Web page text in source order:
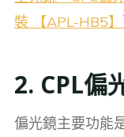
裝 【APL-HB5】
2. CPL偏
偏光鏡主要功能